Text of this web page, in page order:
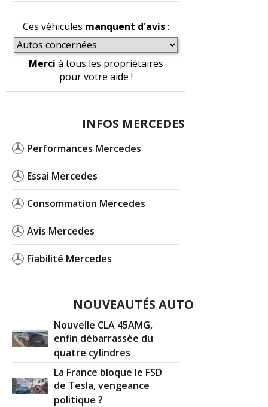
Ces véhicules manquent d'avis:
Merci à tous les propriétaires
pour votre aide !
INFOS MERCEDES
Performances Mercedes
Essai Mercedes
Consommation Mercedes
Avis Mercedes
Fiabilité Mercedes
NOUVEAUTÉS AUTO
Nouvelle CLA 45AMG,
enfin débarrassée du
quatre cylindres
La France bloque le FSD
de Tesla, vengeance
politique ?